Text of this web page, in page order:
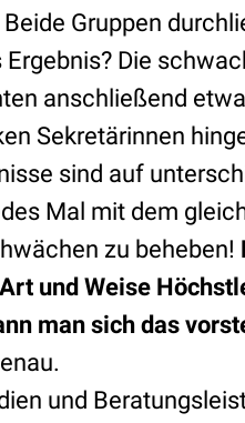
Gruppen
Die
anschließend
Sekretärinnen
sind auf
Mal mit dem
zu beheben!
und Weise
man sich das
und